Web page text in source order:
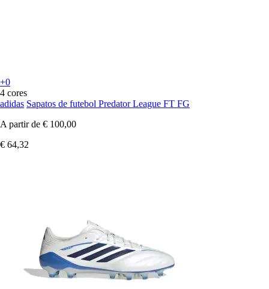
+0
4 cores
adidas Sapatos de futebol Predator League FT FG
A partir de € 100,00
€ 64,32